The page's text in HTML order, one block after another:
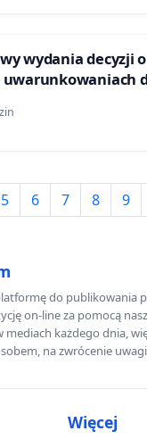
wydania decyzji o
biometanu
oraz ochrony
Knyszyńskiej
5 6 7 8 9
do publikowania
on-line za pomocą
mediach każdego dnia,
na zwrócenie
Więcej